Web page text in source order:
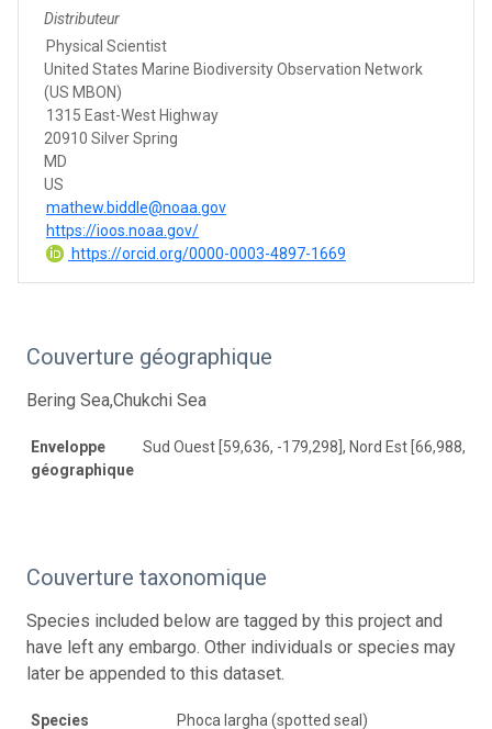
Distributeur
Physical Scientist
United States Marine Biodiversity Observation Network
(US MBON)
1315 East-West Highway
20910 Silver Spring
MD
US
mathew.biddle@noaa.gov
https://ioos.noaa.gov/
https://orcid.org/0000-0003-4897-1669
Couverture géographique
Bering Sea,Chukchi Sea
Enveloppe
géographique
Sud Ouest [59,636, -179,298], Nord Est [66,988,
Couverture taxonomique
Species included below are tagged by this project and
have left any embargo. Other individuals or species may
later be appended to this dataset.
Species Phoca largha (spotted seal)